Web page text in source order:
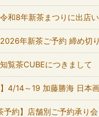
令和8年新茶まつりに出店
2026年新茶ご予約 締め切
知覧茶CUBEにつきまして
】4/14～19 加藤勝海 日本
予約】店舗別ご予約承り